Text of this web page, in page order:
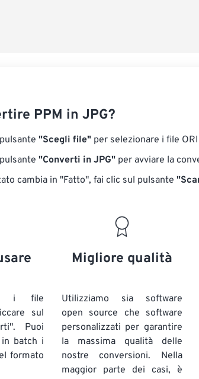
PPM in JPG?
"Scegli file" per selezionare i file
"Converti in JPG" per avviare la
cambia in "Fatto", fai clic sul pulsante
i file
sul
Puoi
batch i
formato
Migliore qualità
Utilizziamo sia software
open source che software
personalizzati per garantire
la massima qualità delle
nostre conversioni. Nella
maggior parte dei casi, è